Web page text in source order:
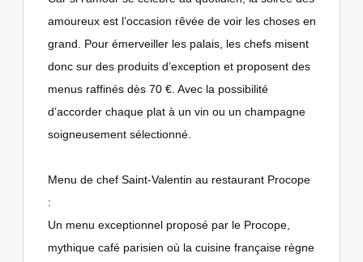
amoureux est l’occasion rêvée de voir les choses en
grand. Pour émerveiller les palais, les chefs misent
donc sur des produits d’exception et proposent des
menus raffinés dès 70 €. Avec la possibilité
d’accorder chaque plat à un vin ou un champagne
soigneusement sélectionné.
Menu de chef Saint-Valentin au restaurant Procope
:
Un menu exceptionnel proposé par le Procope,
mythique café parisien où la cuisine française règne